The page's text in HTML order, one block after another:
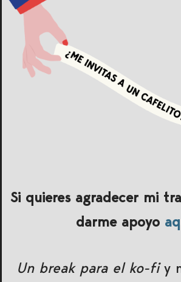
Si quieres agradecer mi
darme apoyo
Un break para el ko-fiy